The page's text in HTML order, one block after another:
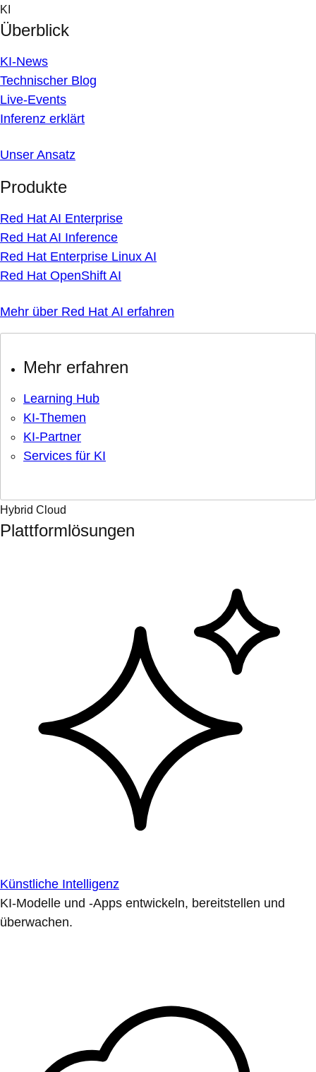
Skip
to
content
KI
Überblick
KI-News
Technischer Blog
Live-Events
Inferenz erklärt
Unser Ansatz
Produkte
Red Hat AI Enterprise
Red Hat AI Inference
Red Hat Enterprise Linux AI
Red Hat OpenShift AI
Mehr über Red Hat AI erfahren
Mehr erfahren
Learning Hub
KI-Themen
KI-Partner
Services für KI
Hybrid Cloud
Plattformlösungen
Künstliche Intelligenz
KI-Modelle und -Apps entwickeln, bereitstellen und
überwachen.